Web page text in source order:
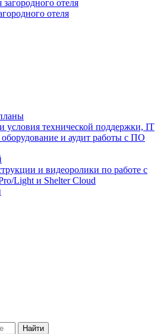
отеля
условия технической поддержки, IT
оборудование и аудит работы с ПО
и видеоролики по работе с
Light и Shelter Cloud
Найти